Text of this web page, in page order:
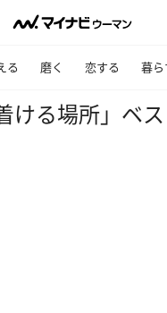
る 磨く 恋する 暮ら
ける場所」ベ